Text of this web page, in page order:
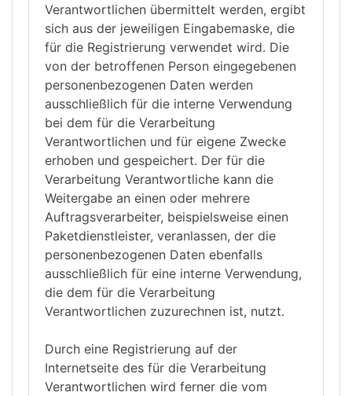
Verantwortlichen übermittelt werden, ergibt
sich aus der jeweiligen Eingabemaske, die
für die Registrierung verwendet wird. Die
von der betroffenen Person eingegebenen
personenbezogenen Daten werden
ausschließlich für die interne Verwendung
bei dem für die Verarbeitung
Verantwortlichen und für eigene Zwecke
erhoben und gespeichert. Der für die
Verarbeitung Verantwortliche kann die
Weitergabe an einen oder mehrere
Auftragsverarbeiter, beispielsweise einen
Paketdienstleister, veranlassen, der die
personenbezogenen Daten ebenfalls
ausschließlich für eine interne Verwendung,
die dem für die Verarbeitung
Verantwortlichen zuzurechnen ist, nutzt.
Durch eine Registrierung auf der
Internetseite des für die Verarbeitung
Verantwortlichen wird ferner die vom